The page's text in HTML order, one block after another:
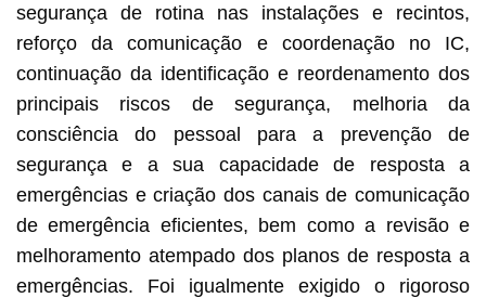
segurança de rotina nas instalações e recintos,
reforço da comunicação e coordenação no IC,
continuação da identificação e reordenamento dos
principais riscos de segurança, melhoria da
consciência do pessoal para a prevenção de
segurança e a sua capacidade de resposta a
emergências e criação dos canais de comunicação
de emergência eficientes, bem como a revisão e
melhoramento atempado dos planos de resposta a
emergências. Foi igualmente exigido o rigoroso